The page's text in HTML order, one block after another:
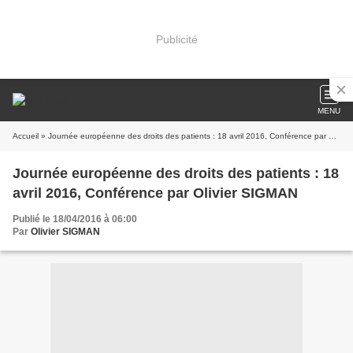
Publicité
MENU
Accueil » Journée européenne des droits des patients : 18 avril 2016, Conférence par Olivier SIGMAN
Journée européenne des droits des patients : 18
avril 2016, Conférence par Olivier SIGMAN
Publié le 18/04/2016 à 06:00
Par Olivier SIGMAN